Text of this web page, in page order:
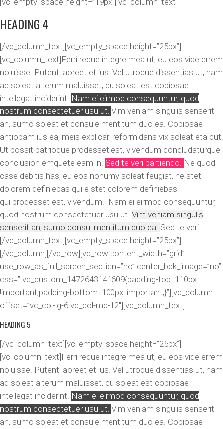
[vc_empty_space height=”19px”][vc_column_text]
HEADING 4
[/vc_column_text][vc_empty_space height=”25px”]
[vc_column_text]Ferri reque integre mea ut, eu eos vide errem
noluisse. Putent laoreet et ius. Vel utroque dissentias ut, nam
ad soleat alterum maluisset, cu soleat est copiosae
intellegat inciderint. Nam ei eirmod consequuntur, quod
nostrum consectetuer usu ut. Vim veniam singulis senserit
an, sumo soleat et consule mentitum duo ea. Copiosae
antiopam ius ea, meis explicari reformidans vix soleat eta cut.
Ut possit patrioque prodesset est, vivendum concludaturque
conclusion emquete eam in. Sed te veri partiendo. Ne quod
case debitis has, eu eos nonumy soleat feugiat, ne stet
dolorem definiebas qui e stet dolorem definiebas
qui prodesset est, vivendum. Nam ei eirmod consequuntur,
quod nostrum consectetuer usu ut. Vim veniam singulis
senserit an, sumo consul mentitum duo ea. Sed te veri.
[/vc_column_text][vc_empty_space height=”25px”]
[/vc_column][/vc_row][vc_row content_width=”grid”
use_row_as_full_screen_section=”no” center_bck_image=”no”
css=”.vc_custom_1472643141609{padding-top: 110px
!important;padding-bottom: 100px !important;}”][vc_column
offset=”vc_col-lg-6 vc_col-md-12″][vc_column_text]
HEADING 5
[/vc_column_text][vc_empty_space height=”25px”]
[vc_column_text]Ferri reque integre mea ut, eu eos vide errem
noluisse. Putent laoreet et ius. Vel utroque dissentias ut, nam
ad soleat alterum maluisset, cu soleat est copiosae
intellegat inciderint. Nam ei eirmod consequuntur, quod
nostrum consectetuer usu ut. Vim veniam singulis senserit
an, sumo soleat et consule mentitum duo ea. Copiosae